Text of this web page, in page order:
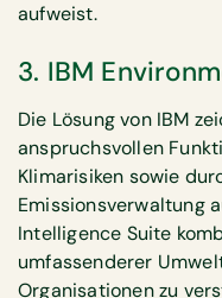
aufweist.
3. IBM
Die Lösung von IBM
anspruchsvollen
Klimarisiken sowie
Emissionsverwaltung
Intelligence Suite
umfassenderer
Organisationen zu